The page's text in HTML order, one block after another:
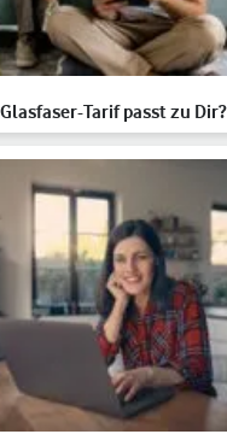
Tarif passt zu Dir?